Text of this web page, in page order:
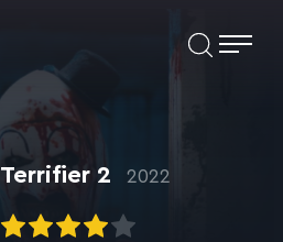
Terrifier 2 2022